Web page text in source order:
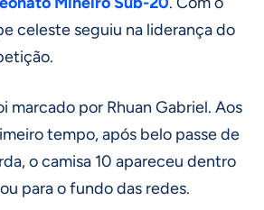
celeste seguiu na liderança do
marcado por Rhuan Gabriel. Aos
tempo, após belo passe de
o camisa 10 apareceu dentro
para o fundo das redes.